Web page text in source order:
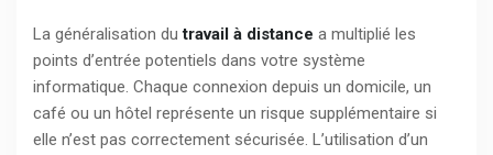
La généralisation dutravail à distance a multiplié les
points d’entrée potentiels dans votre système
informatique. Chaque connexion depuis un domicile, un
café ou un hôtel représente un risque supplémentaire si
elle n’est pas correctement sécurisée. L’utilisation d’un